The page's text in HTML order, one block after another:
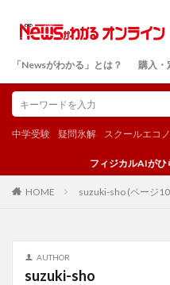
「Newsがわかる」とは？ 購入・
中学受験 疑問氷解 スクールエコ
フィジカルAIがひら
HOME suzuki-sho (ページ
AUTHOR
suzuki-sho